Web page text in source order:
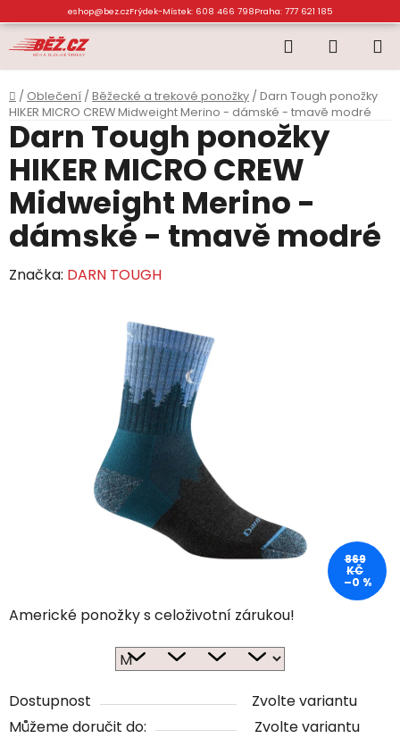
na
obsah
eshop@bez.czFrýdek-Místek: 608 466 798Praha: 777 621 185
Hledat
KOŠÍK
Domů
/ Oblečení / Běžecké a trekové ponožky / Darn Tough ponožky
HIKER MICRO CREW Midweight Merino - dámské - tmavě modré
Americké ponožky s celoživotní zárukou!
Dostupnost
Zvolte variantu
Můžeme doručit do:
Zvolte variantu
Darn Tough ponožky
HIKER MICRO CREW
Midweight Merino -
dámské - tmavě modré
Značka: DARN TOUGH
869
KČ
–0 %